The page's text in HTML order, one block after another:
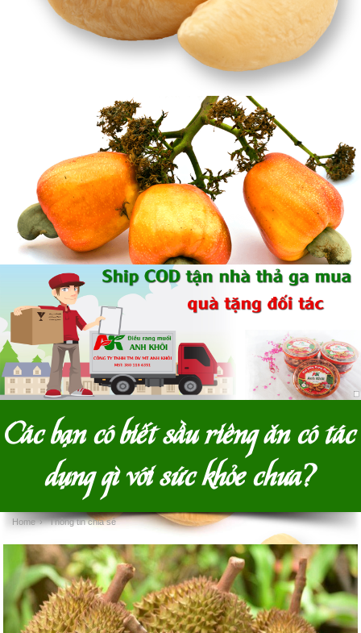
Các bạn có biết sầu riêng ăn có tác
dụng gì với sức khỏe chưa?
Home › Thông tin chia sẻ